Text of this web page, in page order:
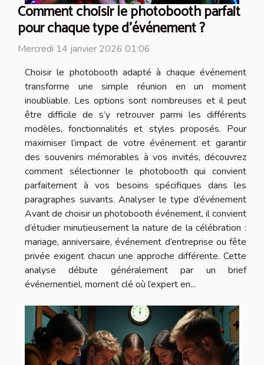
Comment choisir le photobooth parfait
pour chaque type d'événement ?
Mercredi 14 janvier 2026 01:06
Choisir le photobooth adapté à chaque événement
transforme une simple réunion en un moment
inoubliable. Les options sont nombreuses et il peut
être difficile de s’y retrouver parmi les différents
modèles, fonctionnalités et styles proposés. Pour
maximiser l’impact de votre événement et garantir
des souvenirs mémorables à vos invités, découvrez
comment sélectionner le photobooth qui convient
parfaitement à vos besoins spécifiques dans les
paragraphes suivants. Analyser le type d’événement
Avant de choisir un photobooth événement, il convient
d’étudier minutieusement la nature de la célébration :
mariage, anniversaire, événement d’entreprise ou fête
privée exigent chacun une approche différente. Cette
analyse débute généralement par un brief
événementiel, moment clé où l’expert en...